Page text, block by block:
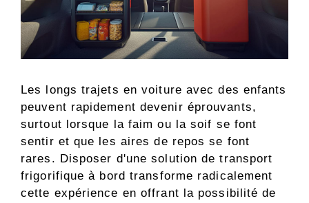
Les longs trajets en voiture avec des enfants
peuvent rapidement devenir éprouvants,
surtout lorsque la faim ou la soif se font
sentir et que les aires de repos se font
rares. Disposer d'une solution de transport
frigorifique à bord transforme radicalement
cette expérience en offrant la possibilité de